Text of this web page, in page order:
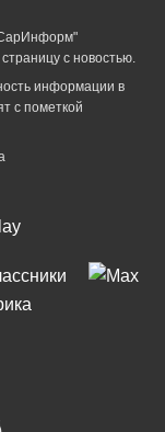
с новостью.
информации в
с пометкой